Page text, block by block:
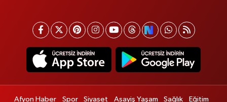
Afyon Haber Spor Siyaset Asayiş Yaşam Sağlık Eğitim